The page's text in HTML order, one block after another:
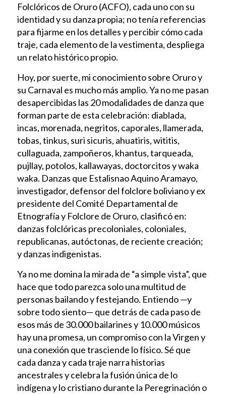
Folclóricos de Oruro (ACFO), cada uno con su
identidad y su danza propia; no tenía referencias
para fijarme en los detalles y percibir cómo cada
traje, cada elemento de la vestimenta, despliega
un relato histórico propio.
Hoy, por suerte, mi conocimiento sobre Oruro y
su Carnaval es mucho más amplio. Ya no me pasan
desapercibidas las 20 modalidades de danza que
forman parte de esta celebración: diablada,
incas, morenada, negritos, caporales, llamerada,
tobas, tinkus, suri sicuris, ahuatiris, wititis,
cullaguada, zampoñeros, khantus, tarqueada,
pujllay, potolos, kallawayas, doctorcitos y waka
waka. Danzas que Estalisnao Aquino Aramayo,
investigador, defensor del folclore boliviano y ex
presidente del Comité Departamental de
Etnografía y Folclore de Oruro, clasificó en:
danzas folclóricas precoloniales, coloniales,
republicanas, autóctonas, de reciente creación;
y danzas indigenistas.
Ya no me domina la mirada de “a simple vista”, que
hace que todo parezca solo una multitud de
personas bailando y festejando. Entiendo —y
sobre todo siento— que detrás de cada paso de
esos más de 30.000 bailarines y 10.000 músicos
hay una promesa, un compromiso con la Virgen y
una conexión que trasciende lo físico. Sé que
cada danza y cada traje narra historias
ancestrales y celebra la fusión única de lo
indígena y lo cristiano durante la Peregrinación o